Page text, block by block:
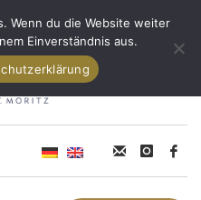
Wenn du die Website weiter
Einverständnis aus.